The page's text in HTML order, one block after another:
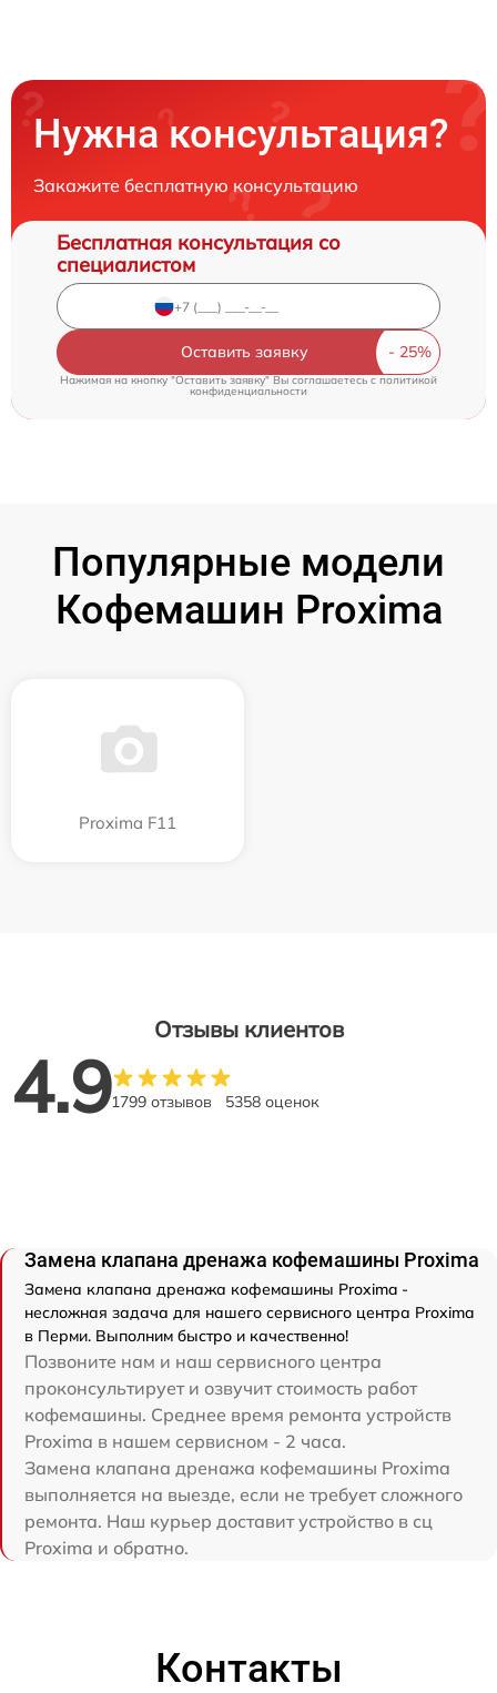
Нужна консультация?
Закажите бесплатную консультацию
Бесплатная консультация со
специалистом
Оставить заявку
Нажимая на кнопку "Оставить заявку" Вы соглашаетесь cполитикой
конфиденциальности
Популярные модели
Кофемашин Proxima
Proxima F11
Отзывы клиентов
4.91799 отзывов 5358 оценок
Замена клапана дренажа кофемашины Proxima
Замена клапана дренажа кофемашины Proxima -
несложная задача для нашего сервисного центра Proxima
в Перми. Выполним быстро и качественно!
Позвоните нам и наш сервисного центра
проконсультирует и озвучит стоимость работ
кофемашины. Среднее время ремонта устройств
Proxima в нашем сервисном - 2 часа.
Замена клапана дренажа кофемашины Proxima
выполняется на выезде, если не требует сложного
ремонта. Наш курьер доставит устройство в сц
Proxima и обратно.
Контакты